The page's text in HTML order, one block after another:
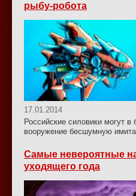
рыбу-робота
17.01.2014
Российские силовики могут
вооружение бесшумную
Самые невероятные
уходящего года